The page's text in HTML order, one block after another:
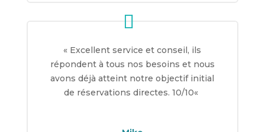
« Excellent service et conseil, ils
répondent à tous nos besoins et nous
avons déjà atteint notre objectif initial
de réservations directes. 10/10«